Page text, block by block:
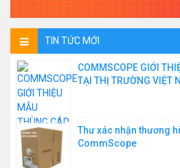
TIN TỨC MỚI
COMMSCOPE GIỚI
TẠI THỊ TRƯỜNG VIỆT
Thư xác nhận thương
CommScope